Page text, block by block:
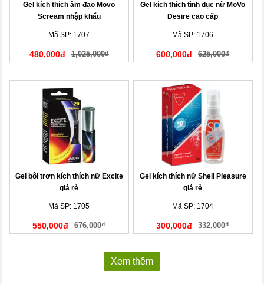
Gel kích thích âm đạo Movo
Scream nhập khẩu
Mã SP: 1707
480,000đ 1,025,000₫
Gel kích thích tình dục nữ MoVo
Desire cao cấp
Mã SP: 1706
600,000đ 625,000₫
Gel bôi trơn kích thích nữ Excite
giá rẻ
Mã SP: 1705
550,000đ 676,000₫
Gel kích thích nữ Shell Pleasure
giá rẻ
Mã SP: 1704
300,000đ 332,000₫
Xem thêm